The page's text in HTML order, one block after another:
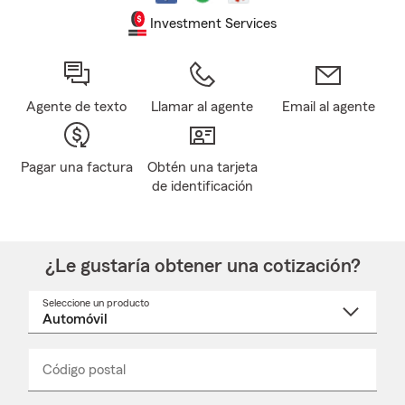
Investment Services
Agente de texto Llamar al agente Email al agente
Pagar una factura
Obtén una tarjeta
de identificación
¿Le gustaría obtener una cotización?
Seleccione un producto
desplegable
Código postal
_____